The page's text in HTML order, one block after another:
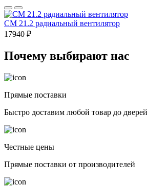
CM 21.2 радиальный вентилятор
17940 ₽
Почему выбирают нас
Прямые поставки
Быстро доставим любой товар до дверей
Честные цены
Прямые поставки от производителей